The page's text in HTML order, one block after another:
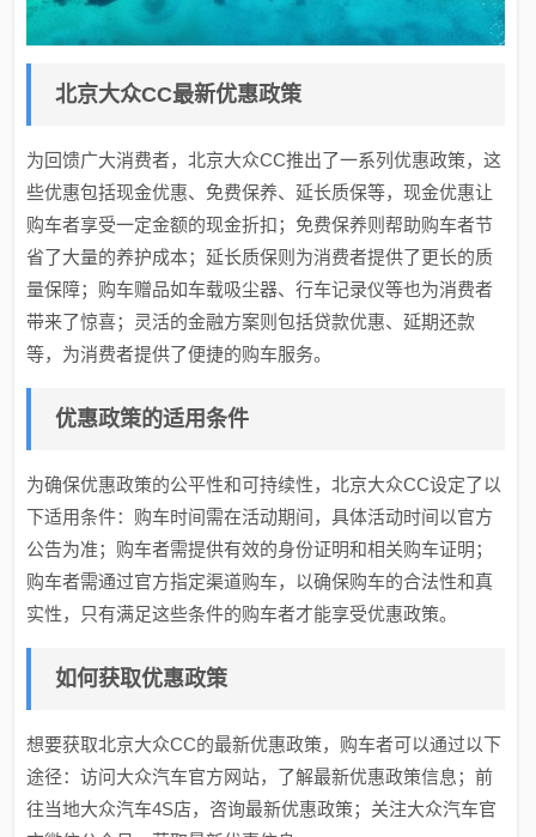
北京大众CC最新优惠政策
为回馈广大消费者，北京大众CC推出了一系列优惠政策，这
些优惠包括现金优惠、免费保养、延长质保等，现金优惠让
购车者享受一定金额的现金折扣；免费保养则帮助购车者节
省了大量的养护成本；延长质保则为消费者提供了更长的质
量保障；购车赠品如车载吸尘器、行车记录仪等也为消费者
带来了惊喜；灵活的金融方案则包括贷款优惠、延期还款
等，为消费者提供了便捷的购车服务。
优惠政策的适用条件
为确保优惠政策的公平性和可持续性，北京大众CC设定了以
下适用条件：购车时间需在活动期间，具体活动时间以官方
公告为准；购车者需提供有效的身份证明和相关购车证明；
购车者需通过官方指定渠道购车，以确保购车的合法性和真
实性，只有满足这些条件的购车者才能享受优惠政策。
如何获取优惠政策
想要获取北京大众CC的最新优惠政策，购车者可以通过以下
途径：访问大众汽车官方网站，了解最新优惠政策信息；前
往当地大众汽车4S店，咨询最新优惠政策；关注大众汽车官